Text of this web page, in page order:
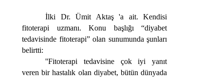
İlki Dr. Ümit Aktaş 'a ait. Kendisi
fitoterapi uzmanı. Konu başlığı “diyabet
tedavisinde fitoterapi” olan sunumunda şunları
belirtti:
''Fitoterapi tedavisine çok iyi yanıt
veren bir hastalık olan diyabet, bütün dünyada